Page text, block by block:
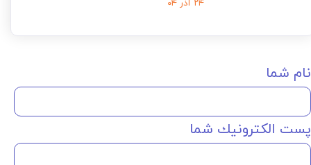
نام شما
پست الكترونيك شما
۲۴ آذر ۰۴